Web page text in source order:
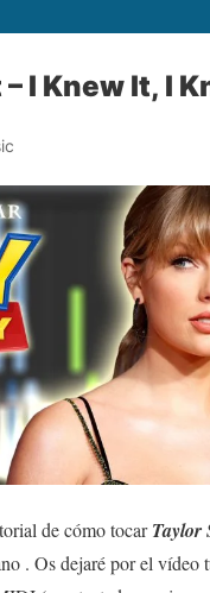
I Knew It, I
de cómo tocarTaylor
. Os dejaré por el vídeo